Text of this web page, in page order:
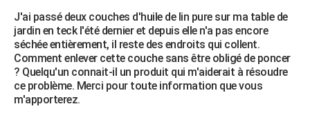
Forum
Aménagement intérieur
Extérieur
Cuisine
Salle de bains
Jardinage
Rangement
WEEK-END
Guides de France
Escapades
Patrimoine
Expositions
Musées
Week-end nature
+LIFESTYLE
Art de vivre
Bien-être
Loisirs
Mode
Modes de vie
SANTE
Alimentation
Guide de la santé
Maladies
Médicaments
Sommeil
VOYAGE
J'ai passé deux couches d'huile de lin pure sur ma table de
jardin en teck l'été dernier et depuis elle n'a pas encore
séchée entièrement, il reste des endroits qui collent.
Comment enlever cette couche sans être obligé de poncer
? Quelqu'un connait-il un produit qui m'aiderait à résoudre
ce problème. Merci pour toute information que vous
m'apporterez.